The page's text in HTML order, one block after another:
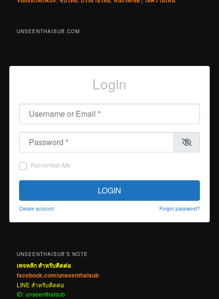
UNSEENTHAISUB.COM
Login
Username or Email
Password
Remember Me
LOGIN
Create account Forgot password?
UNSEENTHAISUB’S NOTE
เพจหลัก สำหรับติดต่อ
facebook.com/unseenthaisub
LINE สำหรับติดต่อ
ID: unseenthaisub